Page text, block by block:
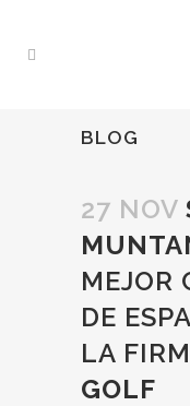
BLOG
27 NOV
MEJOR
DE
LA
GOLF